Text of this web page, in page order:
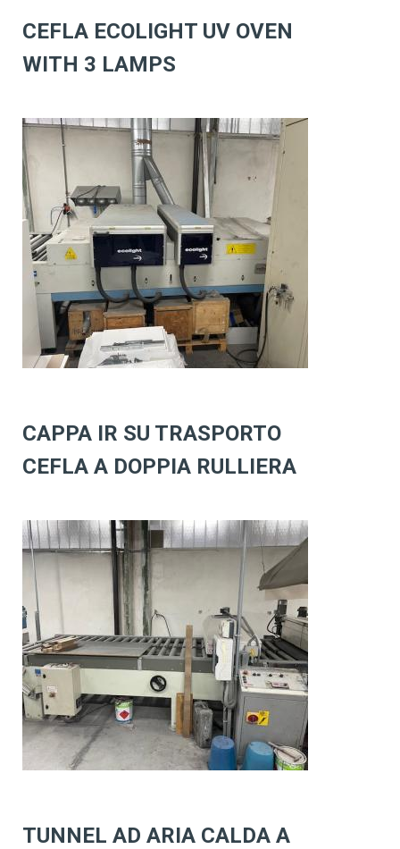
CEFLA ECOLIGHT UV OVEN
WITH 3 LAMPS
CAPPA IR SU TRASPORTO
CEFLA A DOPPIA RULLIERA
TUNNEL AD ARIA CALDA A